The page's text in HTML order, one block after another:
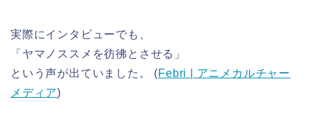
実際にインタビューでも、
「ヤマノススメを彷彿とさせる」
という声が出ていました。 (Febri | アニメカルチャー
メディア)